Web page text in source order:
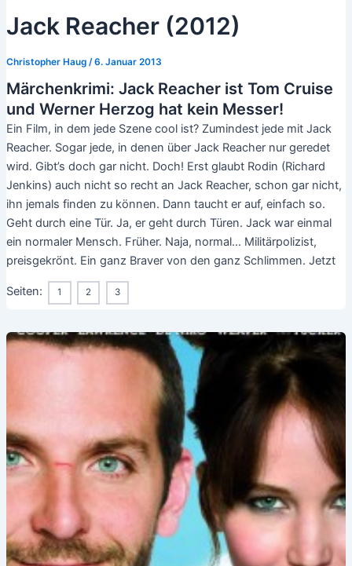
Jack Reacher (2012)
Christopher Haug /6. Januar 2013
Märchenkrimi: Jack Reacher ist Tom Cruise
und Werner Herzog hat kein Messer!
Ein Film, in dem jede Szene cool ist? Zumindest jede mit Jack
Reacher. Sogar jede, in denen über Jack Reacher nur geredet
wird. Gibt’s doch gar nicht. Doch! Erst glaubt Rodin (Richard
Jenkins) auch nicht so recht an Jack Reacher, schon gar nicht,
ihn jemals finden zu können. Dann taucht er auf, einfach so.
Geht durch eine Tür. Ja, er geht durch Türen. Jack war einmal
ein normaler Mensch. Früher. Naja, normal… Militärpolizist,
preisgekrönt. Ein ganz Braver von den ganz Schlimmen. Jetzt
Seiten: 1 2 3